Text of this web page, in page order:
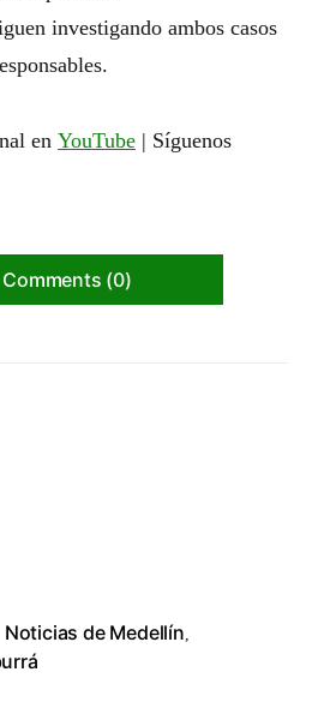
Noticias de Medellín,
investigando ambos casos
en YouTube | Síguenos
(0)